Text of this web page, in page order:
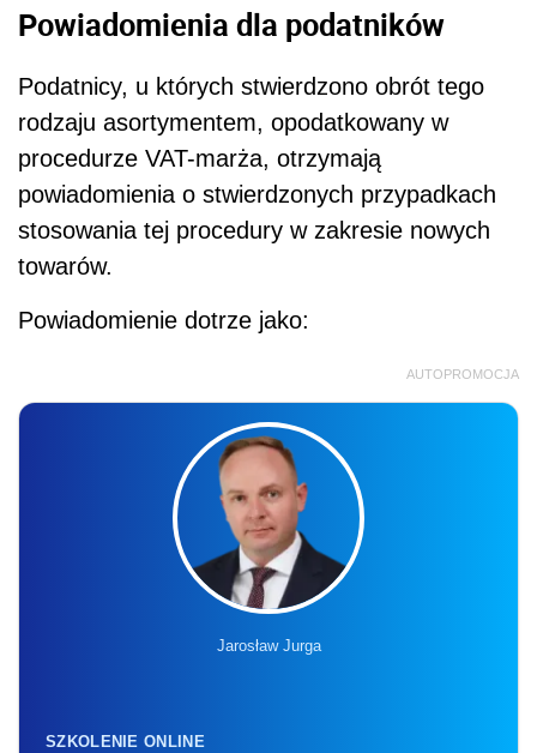
Powiadomienia dla podatników
Podatnicy, u których stwierdzono obrót tego
rodzaju asortymentem, opodatkowany w
procedurze VAT-marża, otrzymają
powiadomienia o stwierdzonych przypadkach
stosowania tej procedury w zakresie nowych
towarów.
Powiadomienie dotrze jako:
AUTOPROMOCJA
Jarosław Jurga
SZKOLENIE ONLINE